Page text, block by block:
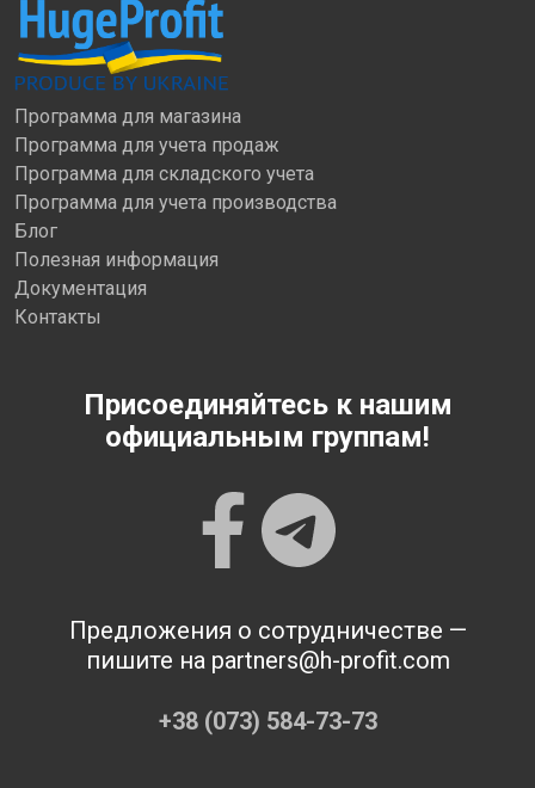
Программа для магазина
Программа для учета продаж
Программа для складского учета
Программа для учета производства
Блог
Полезная информация
Документация
Контакты
Присоединяйтесь к нашим
официальным группам!
Предложения о сотрудничестве —
пишите на partners@h-profit.com
+38 (073) 584-73-73